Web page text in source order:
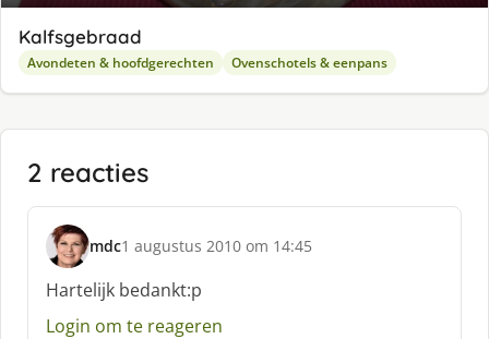
Kalfsgebraad
Avondeten & hoofdgerechten Ovenschotels & eenpans
2 reacties
mdc
s
c
h
r
1 augustus 2010 om 14:45
Hartelijk bedankt:p
Login om te reageren